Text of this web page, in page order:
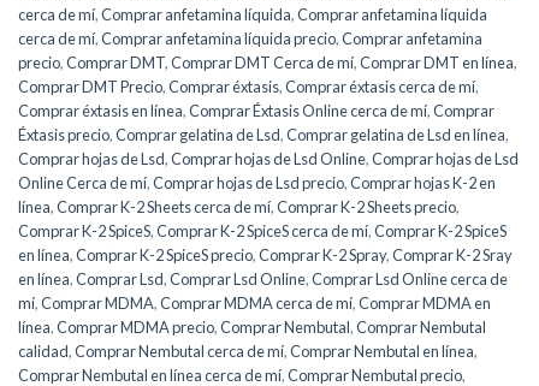
cerca de mí,Comprar anfetamina líquida,Comprar anfetamina líquida
cerca de mí,Comprar anfetamina líquida precio,Comprar anfetamina
precio,Comprar DMT,Comprar DMT Cerca de mí,Comprar DMT en línea,
Comprar DMT Precio,Comprar éxtasis,Comprar éxtasis cerca de mí,
Comprar éxtasis en línea,Comprar Éxtasis Online cerca de mí,Comprar
Éxtasis precio,Comprar gelatina de Lsd,Comprar gelatina de Lsd en línea,
Comprar hojas de Lsd,Comprar hojas de Lsd Online,Comprar hojas de Lsd
Online Cerca de mí,Comprar hojas de Lsd precio,Comprar hojas K-2 en
línea,Comprar K-2 Sheets cerca de mí,Comprar K-2 Sheets precio,
Comprar K-2 SpiceS,Comprar K-2 SpiceS cerca de mí,Comprar K-2 SpiceS
en línea,Comprar K-2 SpiceS precio,Comprar K-2 Spray,Comprar K-2 Sray
en línea,Comprar Lsd,Comprar Lsd Online,Comprar Lsd Online cerca de
mí,Comprar MDMA,Comprar MDMA cerca de mí,Comprar MDMA en
línea,Comprar MDMA precio,Comprar Nembutal,Comprar Nembutal
calidad,Comprar Nembutal cerca de mí,Comprar Nembutal en línea,
Comprar Nembutal en línea cerca de mí,Comprar Nembutal precio,